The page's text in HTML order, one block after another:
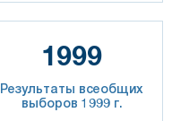
1999
Результаты всеобщих
выборов 1999 г.